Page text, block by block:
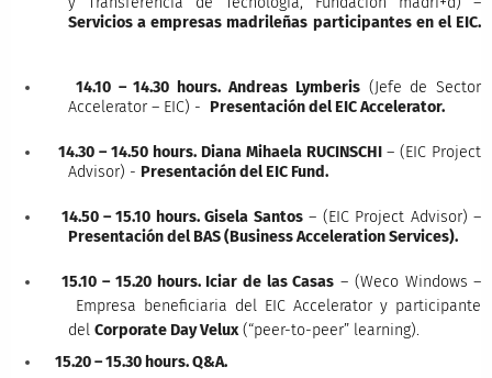
Servicios a empresas madrileñas participantes en el EIC.
14.10 – 14.30 hours. Andreas Lymberis(Jefe de Sector
Accelerator – EIC) - Presentación del EIC Accelerator.
14.30 – 14.50 hours. Diana Mihaela RUCINSCHI– (EIC Project
Advisor) - Presentación del EIC Fund.
14.50 – 15.10 hours. Gisela Santos– (EIC Project Advisor) –
Presentación del BAS (Business AccelerationServices).
15.10 – 15.20 hours. Iciar de las Casas – (Weco Windows –
Empresa beneficiaria del EIC Accelerator y participante
del Corporate Day Velux(“peer-to-peer” learning).
15.20 – 15.30 hours. Q&A.